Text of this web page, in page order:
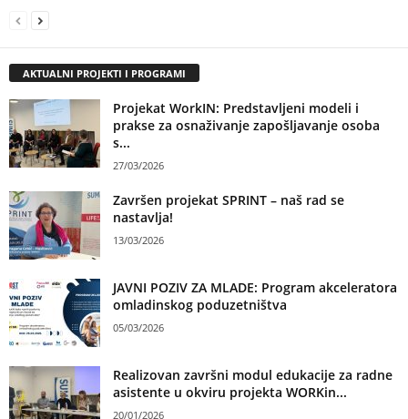
AKTUALNI PROJEKTI I PROGRAMI
Projekat WorkIN: Predstavljeni modeli i
prakse za osnaživanje zapošljavanje osoba
s...
27/03/2026
Završen projekat SPRINT – naš rad se
nastavlja!
13/03/2026
JAVNI POZIV ZA MLADE: Program akceleratora
omladinskog poduzetništva
05/03/2026
Realizovan završni modul edukacije za radne
asistente u okviru projekta WORKin...
20/01/2026